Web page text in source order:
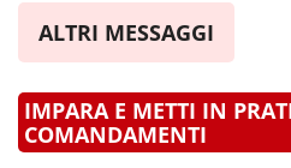
ALTRI MESSAGGI
IMPARA E METTI IN
COMANDAMENTI